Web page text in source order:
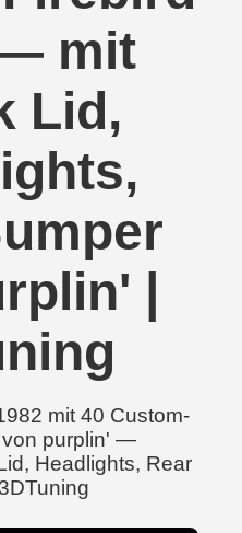
mit
Lid,
|
mit 40 Custom-
von purplin' —
Headlights, Rear